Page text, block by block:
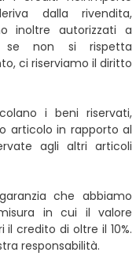
dalla rivendita,
inoltre autorizzati a
se non si rispetta
ci riserviamo il diritto
i beni riservati,
articolo in rapporto al
agli altri articoli
che abbiamo
in cui il valore
il credito di oltre il 10%.
responsabilità.